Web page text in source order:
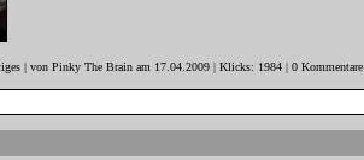
| von Pinky The Brain am 17.04.2009 | Klicks: 1984 | 0 Kommentare